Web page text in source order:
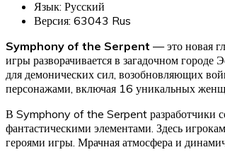
Язык: Русский
Версия: 63043 Rus
Symphony of the Serpent — это новая
игры разворачивается в загадочном
для демонических сил, возобновляющих
персонажами, включая 16 уникальных
В Symphony of the Serpent разработчики
фантастическими элементами. Здесь
героями игры. Мрачная атмосфера и